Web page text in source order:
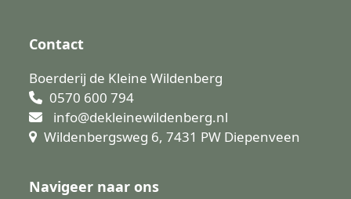
Contact
Boerderij de Kleine Wildenberg
0570 600 794
info@dekleinewildenberg.nl
Wildenbergsweg 6, 7431 PW Diepenveen
Navigeer naar ons